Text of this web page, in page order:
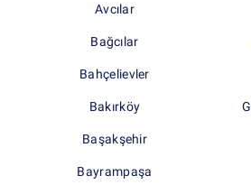
Avcılar
Bağcılar
Bahçelievler
Bakırköy
Başakşehir
Bayrampaşa